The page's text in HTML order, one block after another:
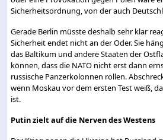
Sicherheitsordnung, von der auch
Gerade Berlin müsste deshalb sehr klar
Sicherheit endet nicht an der Oder. Sie
das Baltikum und andere Staaten der
können, dass die NATO nicht erst dann
russische Panzerkolonnen rollen.
wenn Moskau vor dem ersten Test weiß,
ist.
Putin zielt auf die Nerven des Westens